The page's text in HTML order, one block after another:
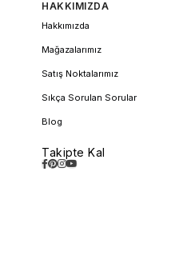
HAKKIMIZDA
Hakkımızda
Mağazalarımız
Satış Noktalarımız
Sıkça Sorulan Sorular
Blog
Takipte Kal